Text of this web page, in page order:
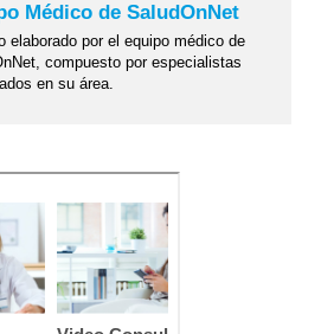
Médico de SaludOnNet
elaborado por el equipo médico de
compuesto por especialistas
en su área.